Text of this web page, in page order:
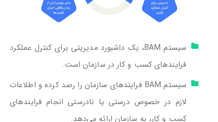
سیستم BAM، یک داشبورد مدیریتی برای کنترل عملکرد
فرایندهای کسب و کار در سازمان است.
سیستم BAM فرایندهای سازمان را رصد کرده و اطلاعات
لازم در خصوص درستی یا نادرستی انجام فرایندهای
کسب و کار، به سازمان ارائه می‌دهد.